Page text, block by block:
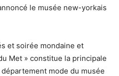
le musée new-yorkais
et soirée mondaine et
Met » constitue la principale
mode du musée